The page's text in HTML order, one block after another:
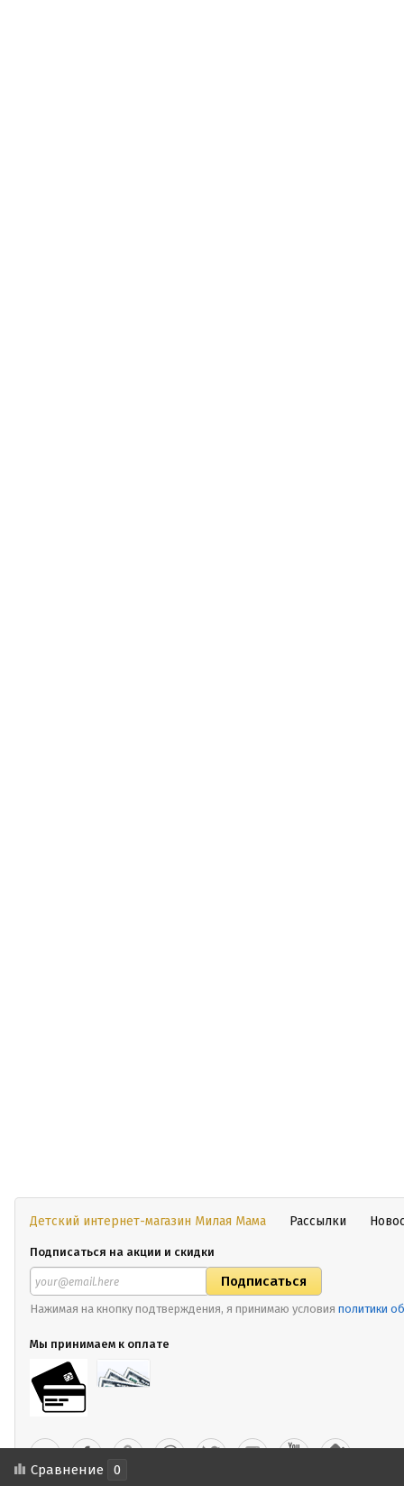
Детский интернет-магазин Милая Мама Рассылки
Подписаться на акции и скидки
Нажимая на кнопку подтверждения, я принимаю условия политики
Мы принимаем к оплате
Сравнение 0